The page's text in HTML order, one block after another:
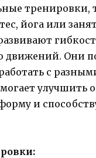
тренировки,
йога или
движений. Они
с
улучшить
и